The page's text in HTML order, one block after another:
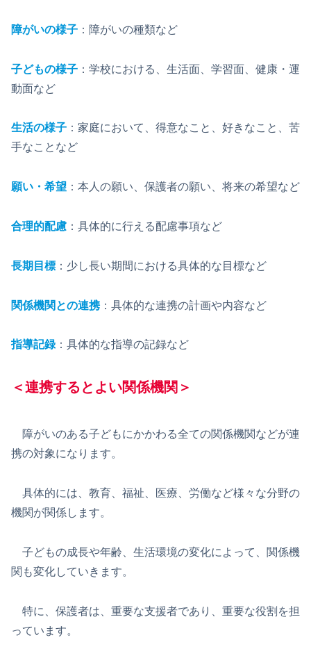
障がいの様子 ：障がいの種類など
子どもの様子 ：学校における、生活面、学習面、健康・運
動面など
生活の様子 ：家庭において、得意なこと、好きなこと、苦
手なことなど
願い・希望 ：本人の願い、保護者の願い、将来の希望など
合理的配慮 ：具体的に行える配慮事項など
長期目標 ：少し長い期間における具体的な目標など
関係機関との連携：具体的な連携の計画や内容など
指導記録：具体的な指導の記録など
＜連携するとよい関係機関＞
障がいのある子どもにかかわる全ての関係機関などが連
携の対象になります。
具体的には、教育、福祉、医療、労働など様々な分野の
機関が関係します。
子どもの成長や年齢、生活環境の変化によって、関係機
関も変化していきます。
特に、保護者は、重要な支援者であり、重要な役割を担
っています。